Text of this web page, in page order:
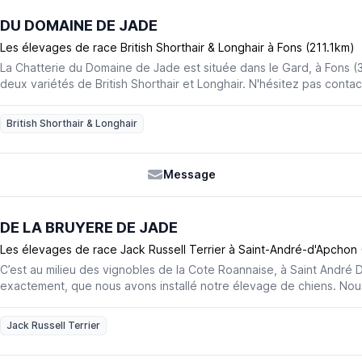
Chihuahua, du Coton de Tuléar et des Exotiques. Afin de vous
d’une excellente ascendance, je mets un point d’honneur à
rigoureusement mes reproducteurs. Toutes nos portées sont
de la race. Pucés, vaccinés, et inscrits au L.O.F, les chiots naissent
côtés dans la maison. Pour une socialisation complète, ils sont
jeune âge, habitués à leurs congénères, aux enfants et au bruit.
place pour une intégration réussie du chiot dans sa nouvelle
plaisir que je vous renseignerai au mieux !
DU DOMAINE DE JADE
Les élevages de race British Shorthair & Longhair à Fons (211.1km)
La Chatterie du Domaine de Jade est située dans le Gard, à Fons
deux variétés de British Shorthair et Longhair. N'hésitez pas
British Shorthair & Longhair
Message
DE LA BRUYERE DE JADE
Les élevages de race Jack Russell Terrier à Saint-André-d'Apchon
C’est au milieu des vignobles de la Cote Roannaise, à Saint André
exactement, que nous avons installé notre élevage de chiens.
Jack Russell Terrier